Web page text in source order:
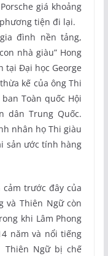
giá khoảng
tiện đi lại.
đình nền tảng,
nhà giàu” Hong
tại Đại học George
kế của ông Thi
Toàn quốc Hội
dân Trung Quốc.
nhân họ Thi giàu
sản ước tính hàng
trước đây của
và Thiên Ngữ còn
khi Lâm Phong
năm và nổi tiếng
Thiên Ngữ bị chế